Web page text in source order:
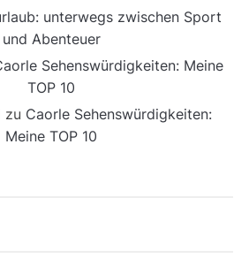
unterwegs zwischen Sport
und Abenteuer
Sehenswürdigkeiten: Meine
TOP 10
zu Caorle Sehenswürdigkeiten:
Meine TOP 10